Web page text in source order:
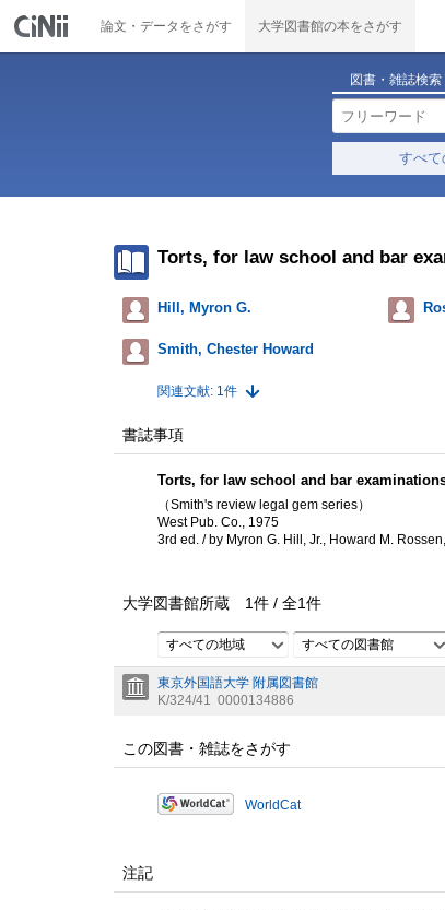
論文・データをさがす 大学図書館の本をさがす
図書・雑誌検索
すべて
Torts, for law school and bar
Hill, Myron G.
Smith, Chester Howard
関連文献: 1件
書誌事項
Torts, for law school and bar
（Smith's review legal gem series）
West Pub. Co., 1975
3rd ed. / by Myron G. Hill, Jr., Howard M.
大学図書館所蔵 1件 / 全1件
すべての地域 すべての図書館
東京外国語大学 附属図書館
K/324/41 0000134886
この図書・雑誌をさがす
WorldCat
注記